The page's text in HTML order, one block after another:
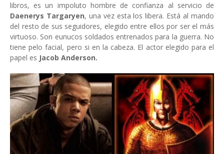
libros, es un impoluto hombre de confianza al servicio de
Daenerys Targaryen, una vez esta los libera. Está al mando
del resto de sus seguidores, elegido entre ellos por ser el más
virtuoso. Son eunucos soldados entrenados para la guerra. No
tiene pelo facial, pero si en la cabeza. El actor elegido para el
papel es Jacob Anderson.